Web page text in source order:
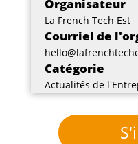
Organisateur
La French Tech Est
Courriel de
Catégorie
Actualités de